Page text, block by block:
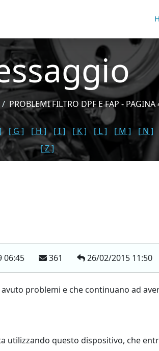
PROBLEMI FILTRO DPF E FAP - PAGINA
[ G ] [ H ] [ I ] [ K ] [ L ] [ M ] [ N ]
[ Z ]
06:45 361 26/02/2015 11:50
problemi e che continuano ad
utilizzando questo dispositivo, che